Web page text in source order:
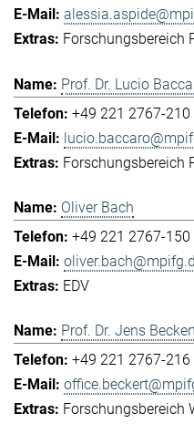
Forschungsbereich
Prof. Dr. Lucio
+49 221 2767-210
Forschungsbereich
Oliver Bach
+49 221 2767-150
EDV
Prof. Dr. Jens
+49 221 2767-216
Forschungsbereich